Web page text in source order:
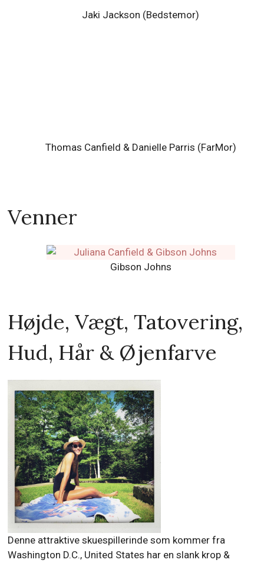
Jaki Jackson (Bedstemor)
Thomas Canfield & Danielle Parris (FarMor)
Venner
Gibson Johns
Højde, Vægt, Tatovering,
Hud, Hår & Øjenfarve
Denne attraktive skuespillerinde som kommer fra
Washington D.C., United States har en slank krop &